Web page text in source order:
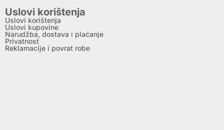
Uslovi korištenja
Uslovi korištenja
Uslovi kupovine
Narudžba, dostava i plaćanje
Privatnost
Reklamacije i povrat robe